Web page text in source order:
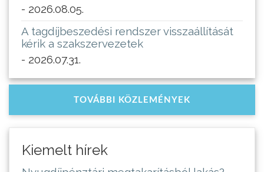
- 2026.08.05.
A tagdíjbeszedési rendszer visszaállítását
kérik a szakszervezetek
- 2026.07.31.
TOVÁBBI KÖZLEMÉNYEK
Kiemelt hírek